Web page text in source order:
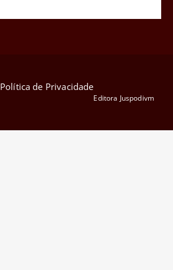
Política de Privacidade
Editora Juspodivm